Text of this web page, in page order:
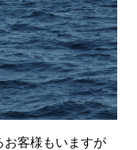
お客様もいますが